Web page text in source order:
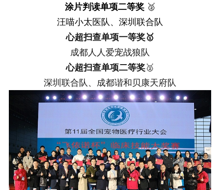
涂片判读单项二等奖 🥈
汪喵小太医队、深圳联合队
心超扫查单项一等奖🥇
成都人人爱宠战狼队
心超扫查单项二等奖🥈
深圳联合队、成都谐和贝康天府队